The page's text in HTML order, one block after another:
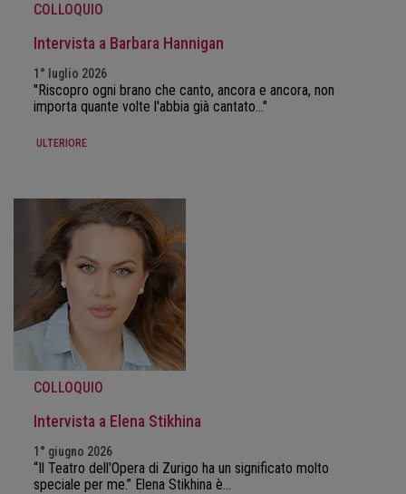
COLLOQUIO
Intervista a Barbara Hannigan
1° luglio 2026
"Riscopro ogni brano che canto, ancora e ancora, non
importa quante volte l'abbia già cantato..."
ULTERIORE
COLLOQUIO
Intervista a Elena Stikhina
1° giugno 2026
“Il Teatro dell'Opera di Zurigo ha un significato molto
speciale per me.” Elena Stikhina è…